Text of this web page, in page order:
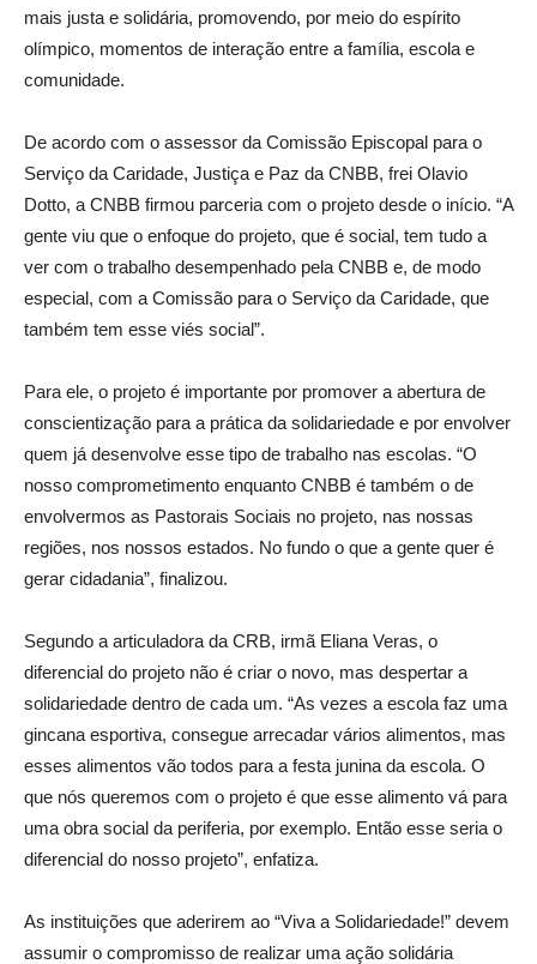
mais justa e solidária, promovendo, por meio do espírito
olímpico, momentos de interação entre a família, escola e
comunidade.
De acordo com o assessor da Comissão Episcopal para o
Serviço da Caridade, Justiça e Paz da CNBB, frei Olavio
Dotto, a CNBB firmou parceria com o projeto desde o início. “A
gente viu que o enfoque do projeto, que é social, tem tudo a
ver com o trabalho desempenhado pela CNBB e, de modo
especial, com a Comissão para o Serviço da Caridade, que
também tem esse viés social”.
Para ele, o projeto é importante por promover a abertura de
conscientização para a prática da solidariedade e por envolver
quem já desenvolve esse tipo de trabalho nas escolas. “O
nosso comprometimento enquanto CNBB é também o de
envolvermos as Pastorais Sociais no projeto, nas nossas
regiões, nos nossos estados. No fundo o que a gente quer é
gerar cidadania”, finalizou.
Segundo a articuladora da CRB, irmã Eliana Veras, o
diferencial do projeto não é criar o novo, mas despertar a
solidariedade dentro de cada um. “As vezes a escola faz uma
gincana esportiva, consegue arrecadar vários alimentos, mas
esses alimentos vão todos para a festa junina da escola. O
que nós queremos com o projeto é que esse alimento vá para
uma obra social da periferia, por exemplo. Então esse seria o
diferencial do nosso projeto”, enfatiza.
As instituições que aderirem ao “Viva a Solidariedade!” devem
assumir o compromisso de realizar uma ação solidária